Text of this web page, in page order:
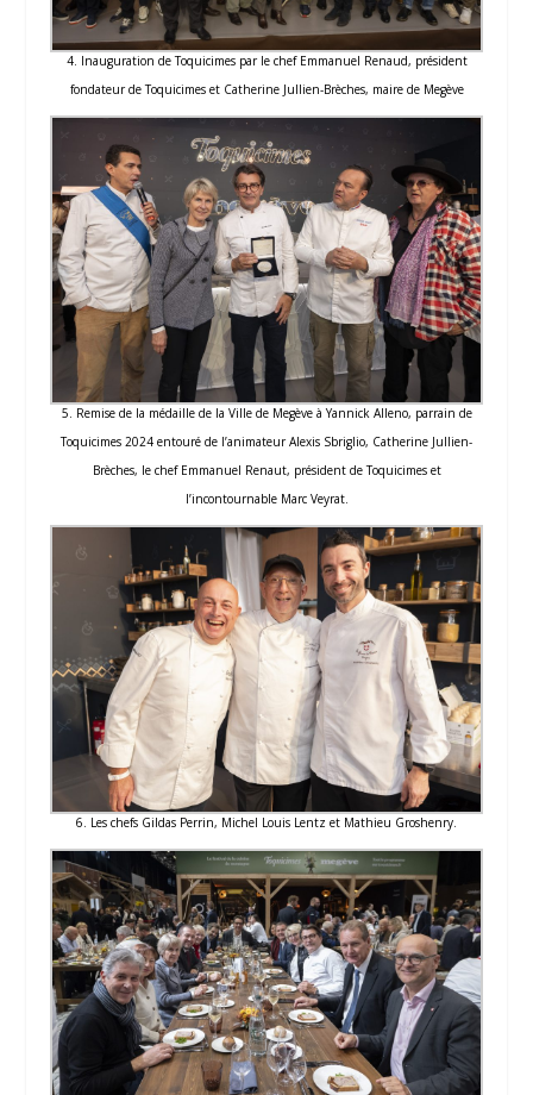
4. Inauguration de Toquicimes par le chef Emmanuel Renaud, président
fondateur de Toquicimes et Catherine Jullien-Brèches, maire de Megève
5. Remise de la médaille de la Ville de Megève à Yannick Alleno, parrain de
Toquicimes 2024 entouré de l’animateur Alexis Sbriglio, Catherine Jullien-
Brèches, le chef Emmanuel Renaut, président de Toquicimes et
l’incontournable Marc Veyrat.
6. Les chefs Gildas Perrin, Michel Louis Lentz et Mathieu Groshenry.